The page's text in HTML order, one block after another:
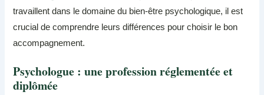
travaillent dans le domaine du bien-être psychologique, il est
crucial de comprendre leurs différences pour choisir le bon
accompagnement.
Psychologue : une profession réglementée et
diplômée